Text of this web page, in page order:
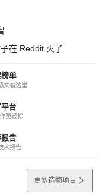
在 Reddit 火了
单
文看这里
台
更轻松
告
术报告
更多造物项目